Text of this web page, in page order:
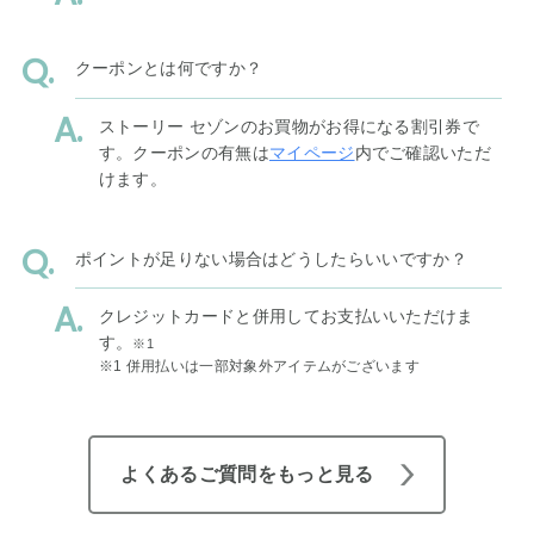
クーポンとは何ですか？
ストーリー セゾンのお買物がお得になる割引券で
す。クーポンの有無はマイページ内でご確認いただ
けます。
ポイントが足りない場合はどうしたらいいですか？
クレジットカードと併用してお支払いいただけま
す。
※1
※1 併用払いは一部対象外アイテムがございます
よくあるご質問をもっと見る